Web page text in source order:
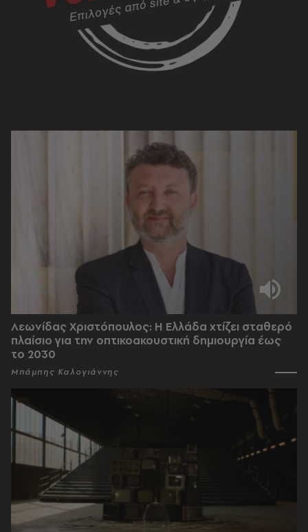
Λεωνίδας Χριστόπουλος: Η Ελλάδα χτίζει σταθερό
πλαίσιο για την οπτικοακουστική δημιουργία έως
το 2030
Μπάμπης Καλογιάννης